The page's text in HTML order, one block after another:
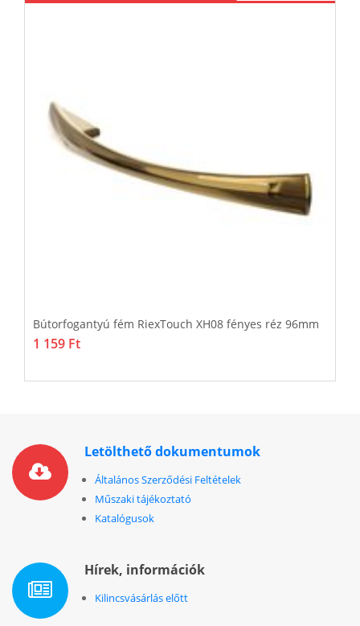
Bútorfogantyú fém RiexTouch XH08 fényes réz 96mm
1 159 Ft
Letölthető dokumentumok
Általános Szerződési Feltételek
Műszaki tájékoztató
Katalógusok
Hírek, információk
Kilincsvásárlás előtt